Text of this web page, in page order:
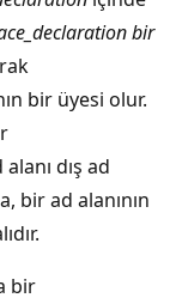
bir
bir üyesi olur.
dış ad
bir ad alanının
bir